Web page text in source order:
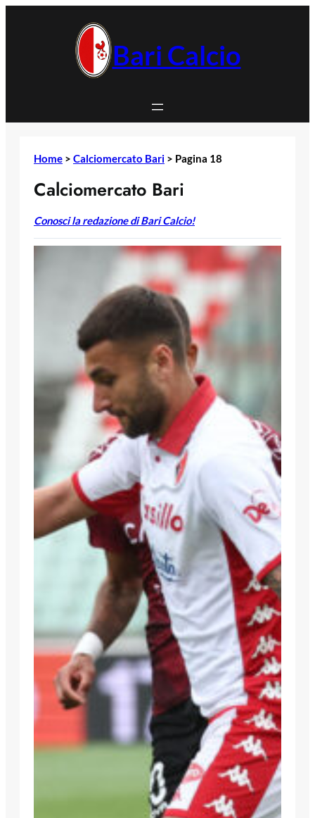
Bari Calcio
Home > Calciomercato Bari > Pagina 18
Calciomercato Bari
Conosci la redazione di Bari Calcio!